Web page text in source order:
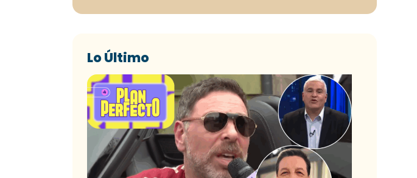
Lo Último